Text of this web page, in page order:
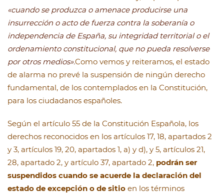
«cuando se produzca o amenace producirse una
insurrección o acto de fuerza contra la soberanía o
independencia de España, su integridad territorial o el
ordenamiento constitucional, que no pueda resolverse
por otros medios».Como vemos y reiteramos, el estado
de alarma no prevé la suspensión de ningún derecho
fundamental, de los contemplados en la Constitución,
para los ciudadanos españoles.
Según el artículo 55 de la Constitución Española, los
derechos reconocidos en los artículos 17, 18, apartados 2
y 3, artículos 19, 20, apartados 1, a) y d), y 5, artículos 21,
28, apartado 2, y artículo 37, apartado 2, podrán ser
suspendidos cuando se acuerde la declaración del
estado de excepción o de sitio en los términos